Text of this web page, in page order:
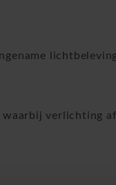
verlichting